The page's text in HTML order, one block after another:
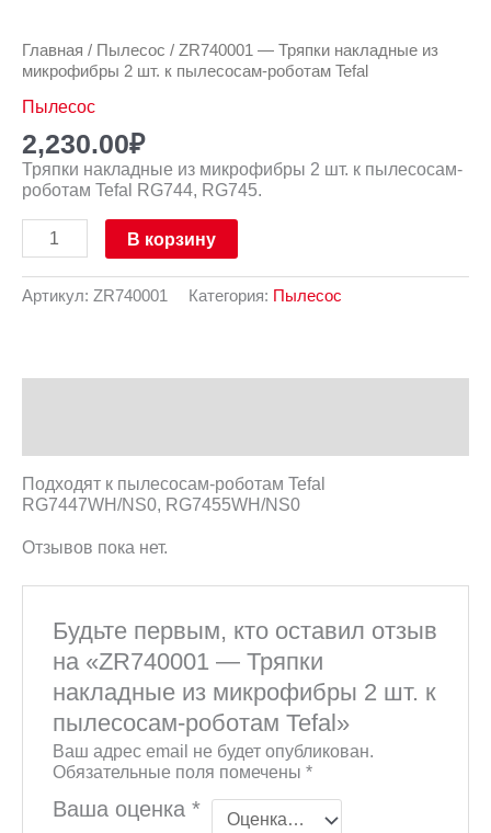
Главная / Пылесос / ZR740001 — Тряпки накладные из
микрофибры 2 шт. к пылесосам-роботам Tefal
Пылесос
2,230.00₽
Тряпки накладные из микрофибры 2 шт. к пылесосам-
роботам Tefal RG744, RG745.
В корзину
Артикул: ZR740001 Категория: Пылесос
Подходят к пылесосам-роботам Tefal
RG7447WH/NS0, RG7455WH/NS0
Отзывов пока нет.
Будьте первым, кто оставил отзыв
на «ZR740001 — Тряпки
накладные из микрофибры 2 шт. к
пылесосам-роботам Tefal»
Ваш адрес email не будет опубликован.
Обязательные поля помечены*
Ваша оценка*